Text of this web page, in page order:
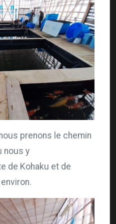
prenons le chemin
nous y
de Kohaku et de